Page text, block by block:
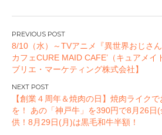
投
稿
ナ
ビ
ゲ
ー
シ
8/10（水）～TVアニメ『異世界おじさ
カフェCURE MAID CAFE’（キュアメイ
ブリエ・マーケティング株式会社】
【創業４周年＆焼肉の日】焼肉ライク
を！ あの「神戸牛」を390円で8月26日
供！8月29日(月)は黒毛和牛半額！